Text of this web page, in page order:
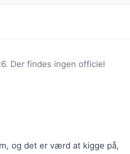
Der findes ingen officiel
og det er værd at kigge på,